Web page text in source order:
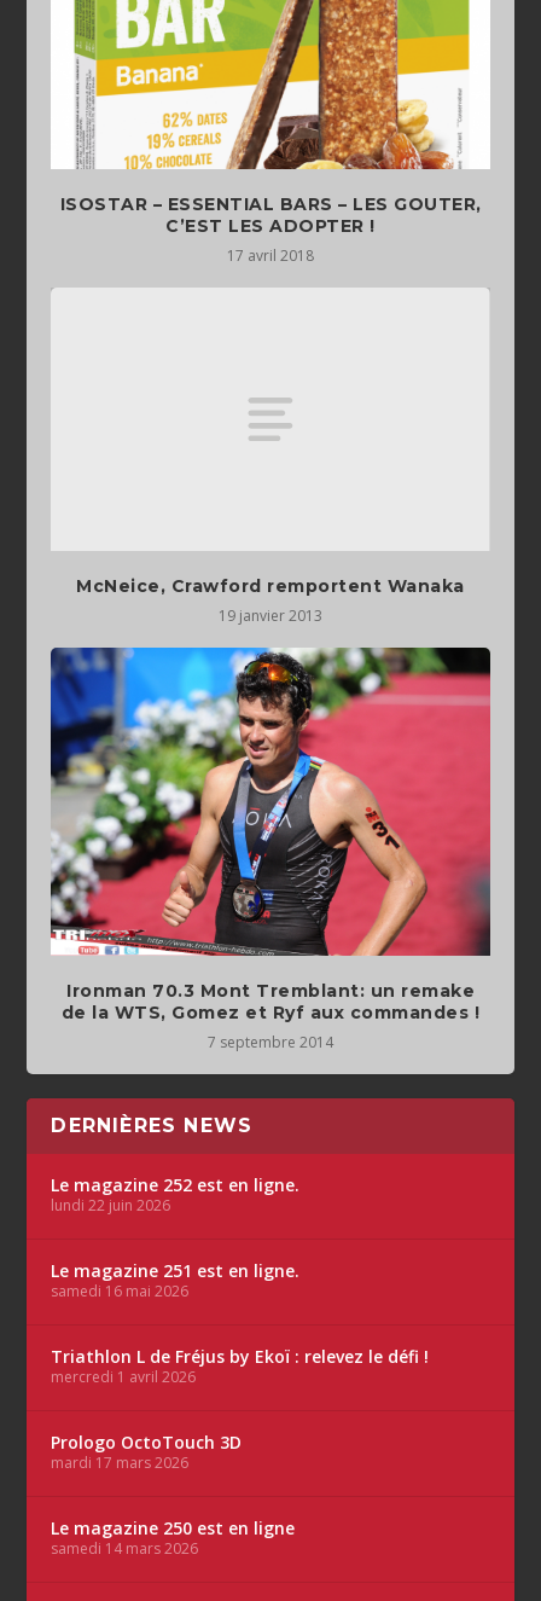
ISOSTAR – ESSENTIAL BARS – LES GOUTER,
C’EST LES ADOPTER !
17 avril 2018
McNeice, Crawford remportent Wanaka
19 janvier 2013
Ironman 70.3 Mont Tremblant: un remake
de la WTS, Gomez et Ryf aux commandes !
7 septembre 2014
DERNIÈRES NEWS
Le magazine 252 est en ligne.
lundi 22 juin 2026
Le magazine 251 est en ligne.
samedi 16 mai 2026
Triathlon L de Fréjus by Ekoï : relevez le défi !
mercredi 1 avril 2026
Prologo OctoTouch 3D
mardi 17 mars 2026
Le magazine 250 est en ligne
samedi 14 mars 2026